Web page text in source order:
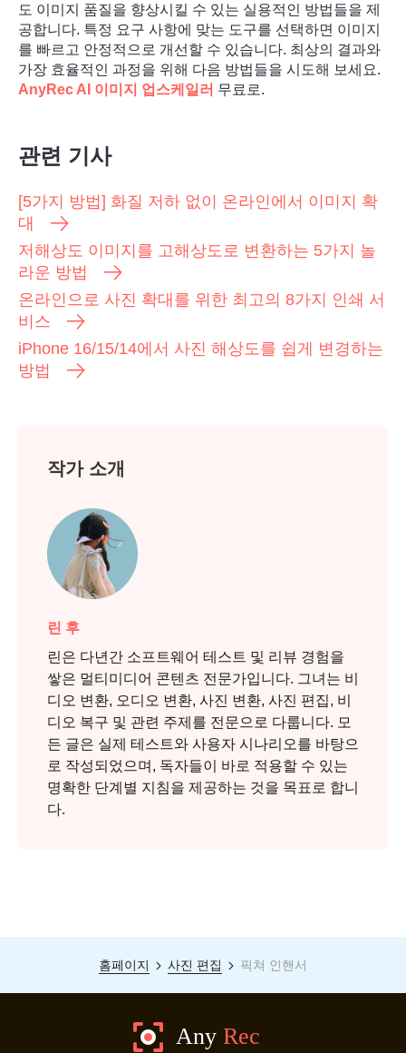
도 이미지 품질을 향상시킬 수 있는 실용적인 방법들을 제
공합니다. 특정 요구 사항에 맞는 도구를 선택하면 이미지
를 빠르고 안정적으로 개선할 수 있습니다. 최상의 결과와
가장 효율적인 과정을 위해 다음 방법들을 시도해 보세요.
AnyRec AI 이미지 업스케일러 무료로.
관련 기사
[5가지 방법] 화질 저하 없이 온라인에서 이미지 확
대
저해상도 이미지를 고해상도로 변환하는 5가지 놀
라운 방법
온라인으로 사진 확대를 위한 최고의 8가지 인쇄 서
비스
iPhone 16/15/14에서 사진 해상도를 쉽게 변경하는
방법
작가 소개
린 후
린은 다년간 소프트웨어 테스트 및 리뷰 경험을
쌓은 멀티미디어 콘텐츠 전문가입니다. 그녀는 비
디오 변환, 오디오 변환, 사진 변환, 사진 편집, 비
디오 복구 및 관련 주제를 전문으로 다룹니다. 모
든 글은 실제 테스트와 사용자 시나리오를 바탕으
로 작성되었으며, 독자들이 바로 적용할 수 있는
명확한 단계별 지침을 제공하는 것을 목표로 합니
다.
홈페이지 사진 편집 픽쳐 인핸서